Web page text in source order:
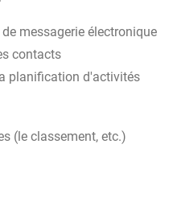
messagerie électronique
contacts
planification d'activités
(le classement, etc.)